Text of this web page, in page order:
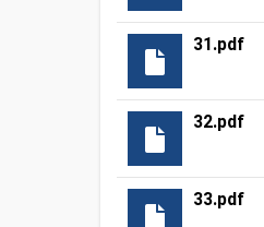
31.pdf
32.pdf
33.pdf